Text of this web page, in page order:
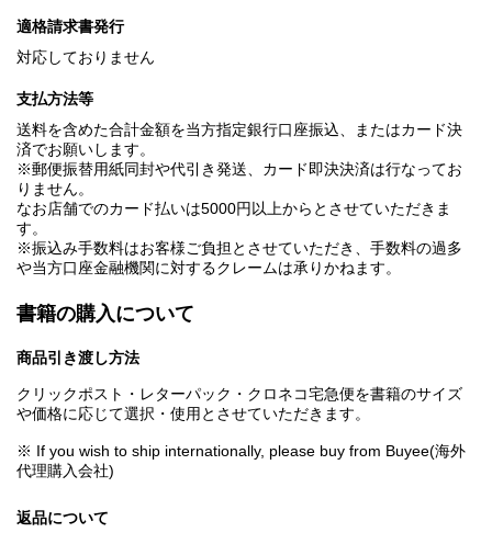
適格請求書発行
対応しておりません
支払方法等
送料を含めた合計金額を当方指定銀行口座振込、またはカード決
済でお願いします。
※郵便振替用紙同封や代引き発送、カード即決決済は行なってお
りません。
なお店舗でのカード払いは5000円以上からとさせていただきま
す。
※振込み手数料はお客様ご負担とさせていただき、手数料の過多
や当方口座金融機関に対するクレームは承りかねます。
書籍の購入について
商品引き渡し方法
クリックポスト・レターパック・クロネコ宅急便を書籍のサイズ
や価格に応じて選択・使用とさせていただきます。
※ If you wish to ship internationally, please buy from Buyee(海外
代理購入会社)
返品について